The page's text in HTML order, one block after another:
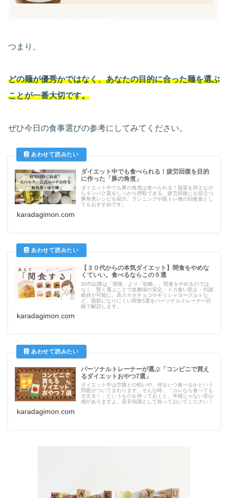
つまり、
どの麺が優秀かではなく、あなたの目的に合った麺を選ぶ
ことが一番大切です。
ぜひ今日の食事選びの参考にしてみてください。
ダイエット中でも食べられる！疲労回復を目的
に作った「豚の角煮」
ダイエット中でも豚の角煮は食べられる！脂質を抑えなが
らタンパク質をしっかり摂取できる、疲労回復にも役立つ
豚角煮レシピを紹介。ランニングや筋トレ後の回復食とし
てもおすすめです。
karadagimon.com
【３０代からの本気ダイエット】間食をやめな
くていい。食べるならこの５選
30代以降は「我慢」より「戦略」。間食をやめるのでは
なく、賢く選ぶことで血糖値の安定・ドカ食い防止・代謝
維持が可能に。高カカオチョコやギリシャヨーグルトな
ど、脂肪になりにくい間食5選をパーソナルトレーナー目
線で解説します。
karadagimon.com
パーソナルトレーナーが選ぶ「コンビニで買え
るダイエットおやつ7選」
ダイエット中は空腹との戦いや、何をいつ食べるかという
問題がついてまわります。そんな時、「コレなら食べても
大丈夫！」というものを持っておくと、半端じゃない安心
感がありますよ。是非知識として知っておいてください！
karadagimon.com